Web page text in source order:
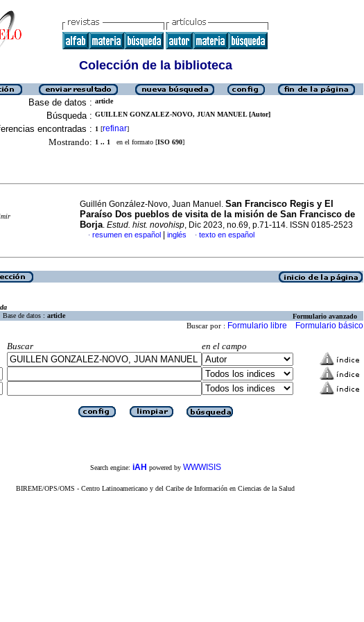
Colección de la biblioteca
Base de datos : article
Búsqueda : GUILLEN GONZALEZ-NOVO, JUAN MANUEL [Autor]
encontradas : 1 [refinar]
Mostrando: 1 .. 1 en el formato [ISO 690]
Guillén González-Novo, Juan Manuel. San Francisco Regis y El
Paraíso Dos pueblos de visita de la misión de San Francisco de
Borja. Estud. hist. novohisp, Dic 2023, no.69, p.71-114. ISSN 0185-2523
· resumen en español inglés · texto en español
Base de datos : article Formulario avanzado
Buscar por : Formulario libre Formulario básico
Buscar
en el campo
Search engine: iAH powered by WWWISIS
BIREME/OPS/OMS - Centro Latinoamericano y del Caribe de Información en Ciencias de la Salud